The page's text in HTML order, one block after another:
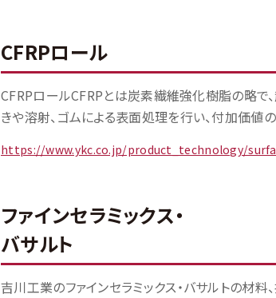
CFRPロール
CFRPロールCFRPとは炭素繊維強化樹脂の略で
きや溶射、ゴムによる表面処理を行い、付加価値
https://www.ykc.co.jp/product_technology/
ファインセラミックス・
バサルト
吉川工業のファインセラミックス・バサルトの材